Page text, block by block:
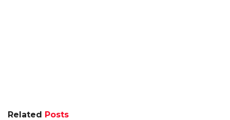
Related Posts